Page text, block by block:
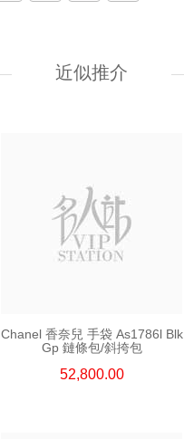
近似推介
55,800.00
Chanel 香奈兒 手袋 As1786l Blk
Gp 鏈條包/斜挎包
52,800.00